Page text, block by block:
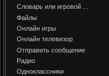
Словарь или игровой ...
Файлы
Онлайн игры
Онлайн телевизор
Отправить сообщение
Радио
Одноклассники